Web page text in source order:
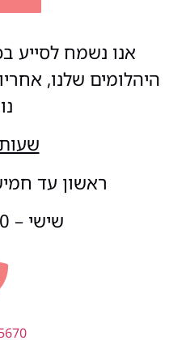
אנו נשמח לסייע
היהלומים שלנו,
ראשון עד חמישי –
שישי – 08:00-14:00